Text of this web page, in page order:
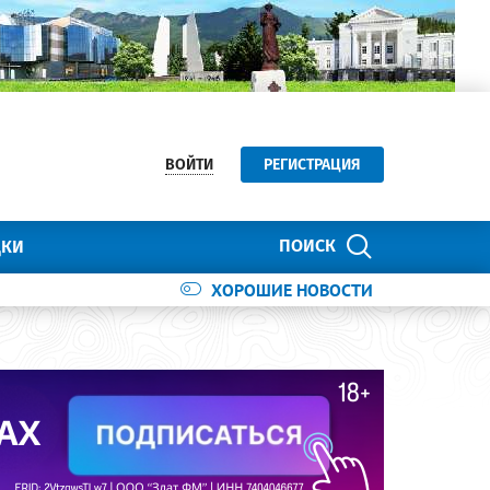
ВОЙТИ РЕГИСТРАЦИЯ
ПОИСК
ХОРОШИЕ НОВОСТИ